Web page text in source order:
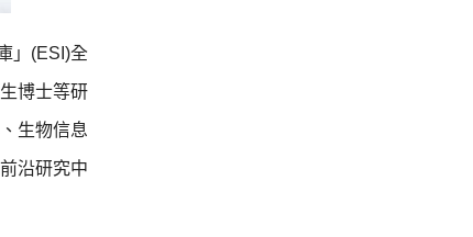
」(ESI)全
博士等研
生物信息
沿研究中